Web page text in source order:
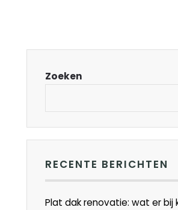
Zoeken
RECENTE BERICHTEN
Plat dak renovatie: wat er bij